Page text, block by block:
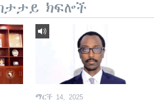
ክፍሎች
ማርች 14, 2025